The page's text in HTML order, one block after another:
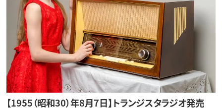
【1955（昭和30）年8月7日】トランジスタラジオ発売